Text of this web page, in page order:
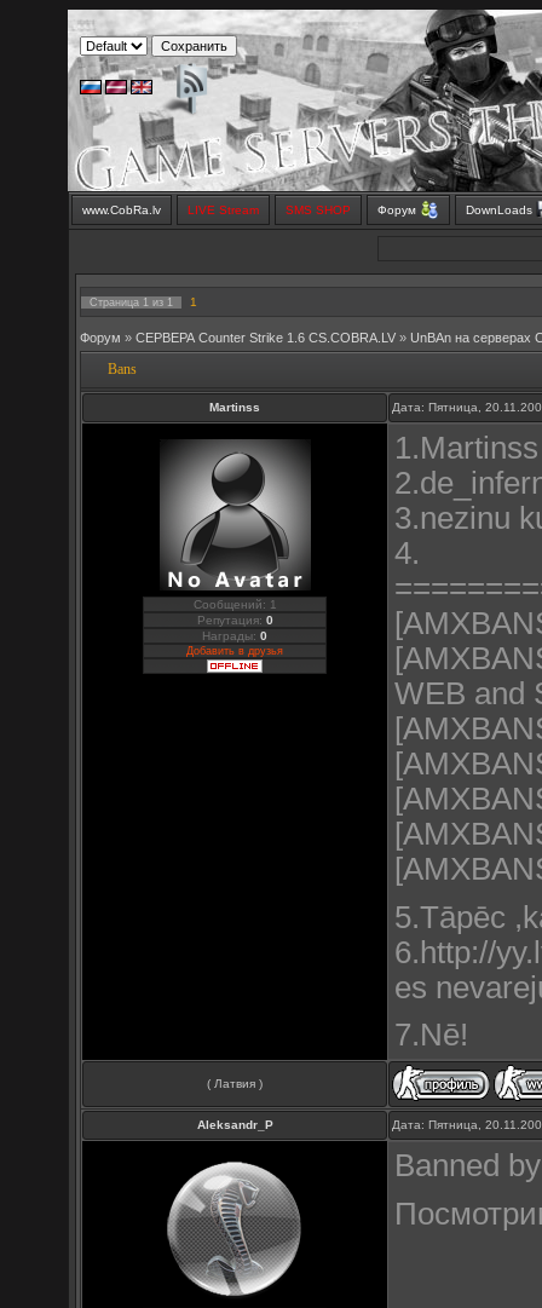
www.CobRa.lv LIVE Stream SMS SHOP Форум DownLoads
Страница 1 из 1 1
Форум » СЕРВЕРА Counter Strike 1.6 CS.COBRA.LV » UnBAn на серверах
Bans
Martinss Дата: Пятница,
Сообщений: 1
Репутация: 0
Награды:0
Добавить в друзья
1.Martinss
3.nezinu
4.
WEB and
5.Tāpēc
6.http://
es
7.Nē!
( Латвия )
Aleksandr_P Дата: Пятница,
Banned